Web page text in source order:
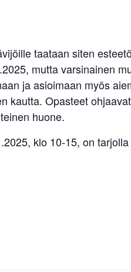
taataan siten
mutta varsinainen
ja asioimaan myös
kautta. Opasteet
huone.
klo 10-15, on